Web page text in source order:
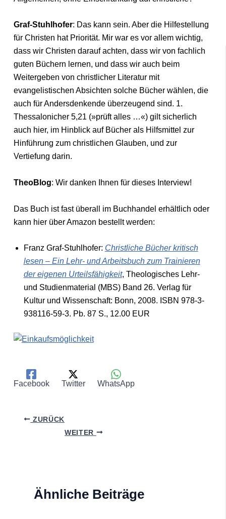
Graf-Stuhlhofer: Das kann sein. Aber die Hilfestellung
für Christen hat Priorität. Mir war es vor allem wichtig,
dass wir Christen darauf achten, dass wir von fachlich
guten Büchern lernen, und dass wir auch beim
Weitergeben von christlicher Literatur mit
evangelistischen Absichten solche Bücher wählen, die
auch für Andersdenkende überzeugend sind. 1.
Thessalonicher 5,21 (»prüft alles …«) gilt sicherlich
auch hier, im Hinblick auf Bücher als Hilfsmittel zur
Hinführung zum christlichen Glauben, und zur
Vertiefung darin.
TheoBlog: Wir danken Ihnen für dieses Interview!
Das Buch ist fast überall im Buchhandel erhältlich oder
kann hier über Amazon bestellt werden:
Franz Graf-Stuhlhofer: Christliche Bücher kritisch
lesen – Ein Lehr- und Arbeitsbuch zum Trainieren
der eigenen Urteilsfähigkeit, Theologisches Lehr-
und Studienmaterial (MBS) Band 26. Verlag für
Kultur und Wissenschaft: Bonn, 2008. ISBN 978-3-
938116-59-3. Pb. 87 S., 12.00 EUR
Facebook Twitter WhatsApp
ZURÜCK
WEITER
Ähnliche Beiträge